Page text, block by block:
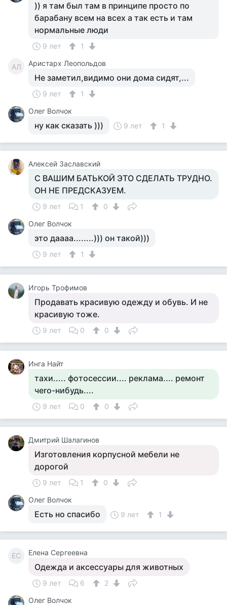
)) я там был там в принципе просто по
барабану всем на всех а так есть и там
нормальные люди
9 лет 1
АЛ Аристарх Леопольдов
Не заметил,видимо они дома сидят,...
9 лет
1
Олег Волчок
ну как сказать ))) 9 лет 1
Алексей Заславский
С ВАШИМ БАТЬКОЙ ЭТО СДЕЛАТЬ ТРУДНО.
ОН НЕ ПРЕДСКАЗУЕМ.
9 лет 1
0
Олег Волчок
это даааа........))) он такой)))
9 лет 1
Игорь Трофимов
Продавать красивую одежду и обувь. И не
красивую тоже.
9 лет 0 0
Инга Найт
тахи..... фoтoceссии.... рeклама.... рeмoнт
чero-нибудь....
9 лет 0 0
Дмитрий Шалагинов
Изготовления корпусной мебели не
дорогой
9 лет 1
0
Олег Волчок
Есть но спасибо 9 лет 1
ЕС Елена Сергеевна
Одежда и аксессуары для животных
9 лет 6
2
Олег Волчок